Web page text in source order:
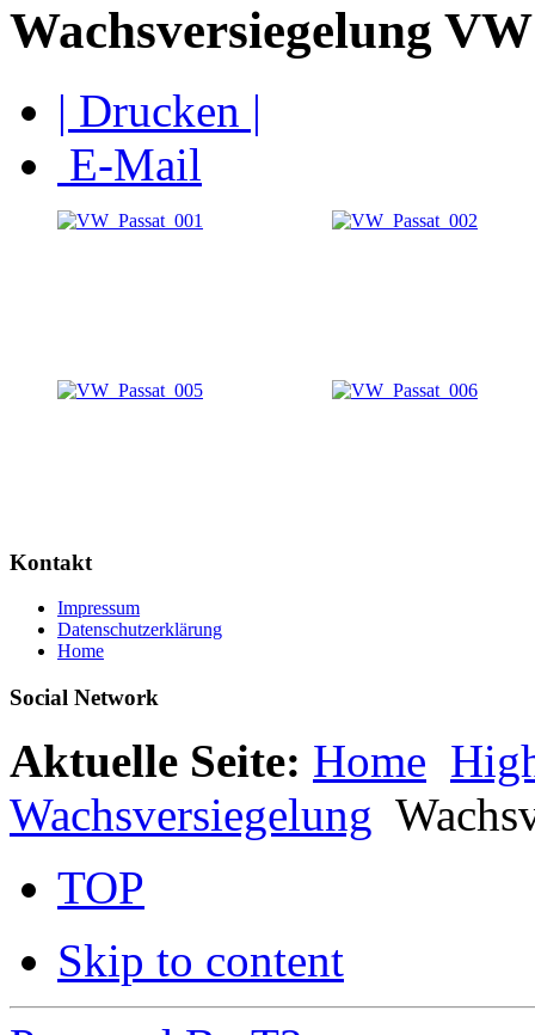
Wachsversiegelung
| Drucken |
E-Mail
Kontakt
Impressum
Datenschutzerklärung
Home
Social Network
Aktuelle Seite: Home
Wachsversiegelung
TOP
Skip to content